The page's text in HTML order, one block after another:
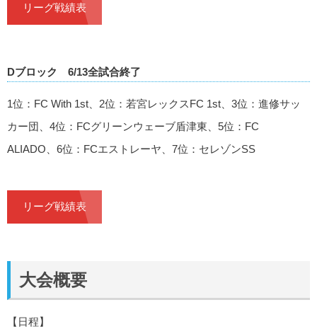
リーグ戦績表
Dブロック 6/13全試合終了
1位：FC With 1st、2位：若宮レックスFC 1st、3位：進修サッ
カー団、4位：FCグリーンウェーブ盾津東、5位：FC
ALIADO、6位：FCエストレーヤ、7位：セレゾンSS
リーグ戦績表
大会概要
【日程】